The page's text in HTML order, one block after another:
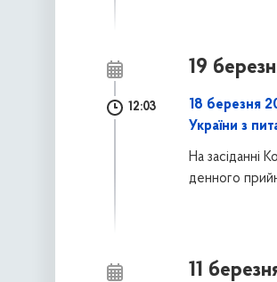
19
12:03
18 березня
України з
На засіданні
денного
11